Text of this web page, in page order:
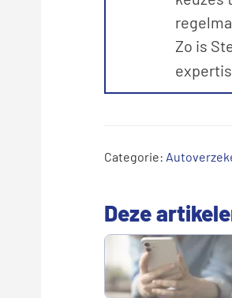
Zo is
Categorie:
Deze